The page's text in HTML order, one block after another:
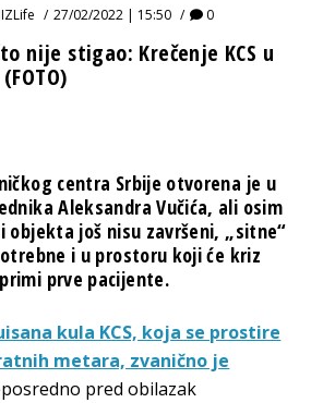
27/02/2022 | 15:50 0
nije stigao: Krečenje KCS u
centra Srbije otvorena je u
Aleksandra Vučića, ali osim
objekta još nisu završeni, „sitne“
i u prostoru koji će kriz
prve pacijente.
kula KCS, koja se prostire
metara, zvanično je
pred obilazak